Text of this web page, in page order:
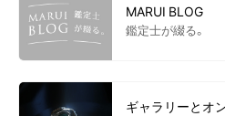
MARUI BLOG
鑑定士が綴る。
ギャラリーとオ